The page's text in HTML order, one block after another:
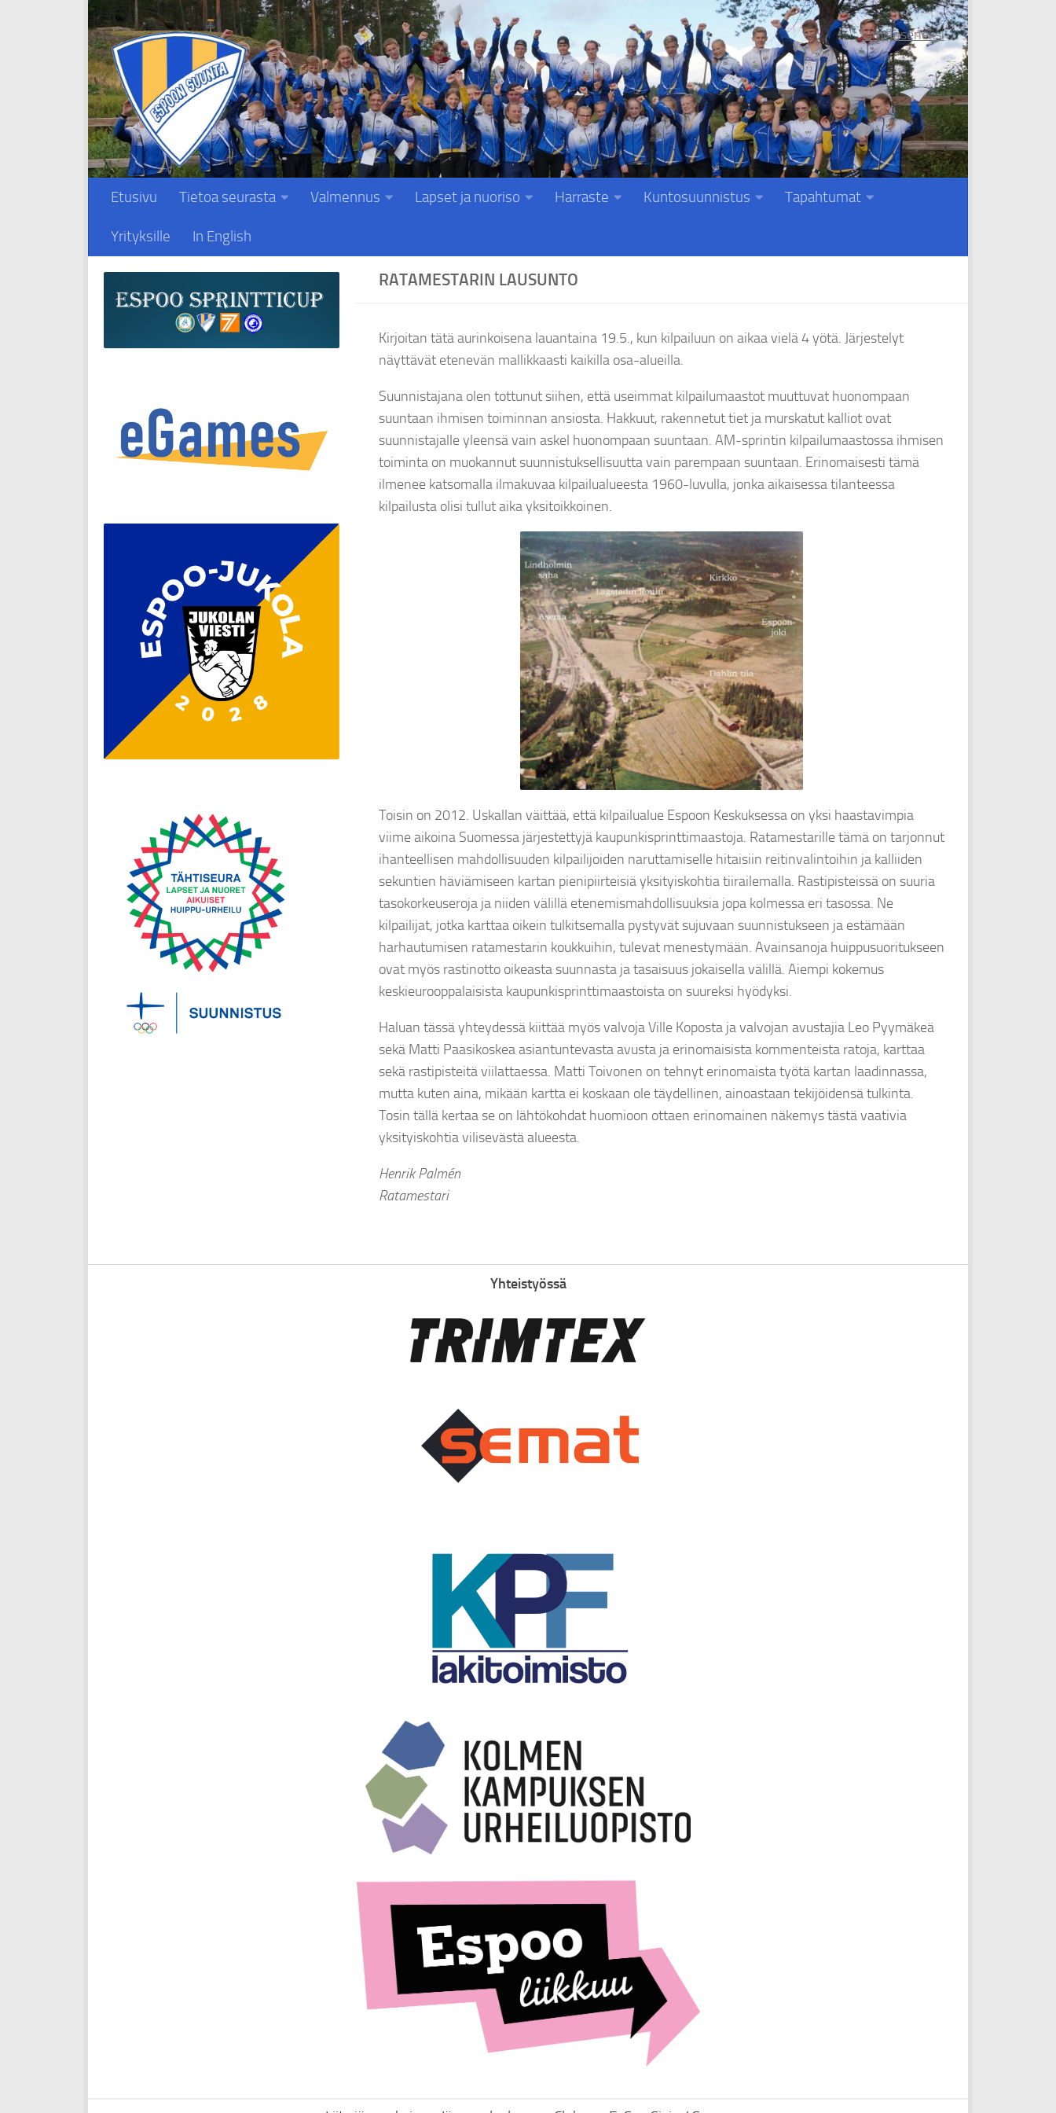
Skip to content
Liity jäseneksi
Etusivu Tietoa seurasta Valmennus Lapset ja nuoriso Harraste Kuntosuunnistus Tapahtumat
Yrityksille In English
RATAMESTARIN LAUSUNTO
Kirjoitan tätä aurinkoisena lauantaina 19.5., kun kilpailuun on aikaa vielä 4 yötä. Järjestelyt
näyttävät etenevän mallikkaasti kaikilla osa-alueilla.
Suunnistajana olen tottunut siihen, että useimmat kilpailumaastot muuttuvat huonompaan
suuntaan ihmisen toiminnan ansiosta. Hakkuut, rakennetut tiet ja murskatut kalliot ovat
suunnistajalle yleensä vain askel huonompaan suuntaan. AM-sprintin kilpailumaastossa ihmisen
toiminta on muokannut suunnistuksellisuutta vain parempaan suuntaan. Erinomaisesti tämä
ilmenee katsomalla ilmakuvaa kilpailualueesta 1960-luvulla, jonka aikaisessa tilanteessa
kilpailusta olisi tullut aika yksitoikkoinen.
Toisin on 2012. Uskallan väittää, että kilpailualue Espoon Keskuksessa on yksi haastavimpia
viime aikoina Suomessa järjestettyjä kaupunkisprinttimaastoja. Ratamestarille tämä on tarjonnut
ihanteellisen mahdollisuuden kilpailijoiden naruttamiselle hitaisiin reitinvalintoihin ja kalliiden
sekuntien häviämiseen kartan pienipiirteisiä yksityiskohtia tiirailemalla. Rastipisteissä on suuria
tasokorkeuseroja ja niiden välillä etenemismahdollisuuksia jopa kolmessa eri tasossa. Ne
kilpailijat, jotka karttaa oikein tulkitsemalla pystyvät sujuvaan suunnistukseen ja estämään
harhautumisen ratamestarin koukkuihin, tulevat menestymään. Avainsanoja huippusuoritukseen
ovat myös rastinotto oikeasta suunnasta ja tasaisuus jokaisella välillä. Aiempi kokemus
keskieurooppalaisista kaupunkisprinttimaastoista on suureksi hyödyksi.
Haluan tässä yhteydessä kiittää myös valvoja Ville Koposta ja valvojan avustajia Leo Pyymäkeä
sekä Matti Paasikoskea asiantuntevasta avusta ja erinomaisista kommenteista ratoja, karttaa
sekä rastipisteitä viilattaessa. Matti Toivonen on tehnyt erinomaista työtä kartan laadinnassa,
mutta kuten aina, mikään kartta ei koskaan ole täydellinen, ainoastaan tekijöidensä tulkinta.
Tosin tällä kertaa se on lähtökohdat huomioon ottaen erinomainen näkemys tästä vaativia
yksityiskohtia vilisevästä alueesta.
Henrik Palmén
Ratamestari
Yhteistyössä